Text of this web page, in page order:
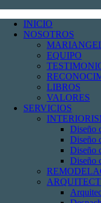
INICIO
NOSOTROS
EQUIPO
LIBROS
VALORES
SERVICIOS
Diseño
Diseño
Diseño
Diseño